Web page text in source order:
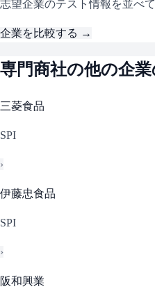
志望企業のテスト情報を並べ
企業を比較する →
専門商社の他の企
三菱食品
SPI
›
伊藤忠食品
SPI
›
阪和興業